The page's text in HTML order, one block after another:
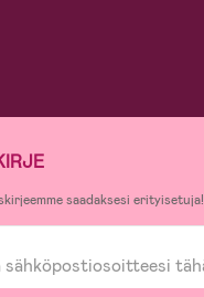
saadaksesi erityisetuja!